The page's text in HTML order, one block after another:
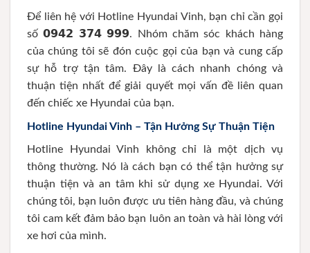
Để liên hệ với Hotline Hyundai Vinh, bạn chỉ cần gọi
số 𝟬𝟵𝟰𝟮 𝟯𝟳𝟰 𝟵𝟵𝟵. Nhóm chăm sóc khách hàng
của chúng tôi sẽ đón cuộc gọi của bạn và cung cấp
sự hỗ trợ tận tâm. Đây là cách nhanh chóng và
thuận tiện nhất để giải quyết mọi vấn đề liên quan
đến chiếc xe Hyundai của bạn.
Hotline Hyundai Vinh – Tận Hưởng Sự Thuận Tiện
Hotline Hyundai Vinh không chỉ là một dịch vụ
thông thường. Nó là cách bạn có thể tận hưởng sự
thuận tiện và an tâm khi sử dụng xe Hyundai. Với
chúng tôi, bạn luôn được ưu tiên hàng đầu, và chúng
tôi cam kết đảm bảo bạn luôn an toàn và hài lòng với
xe hơi của mình.